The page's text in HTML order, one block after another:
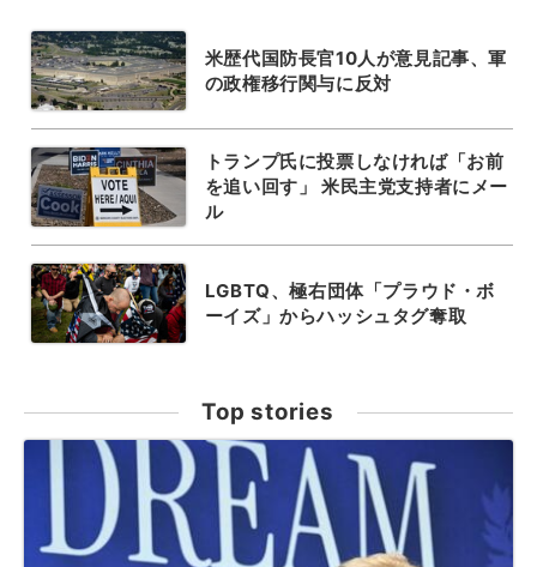
米歴代国防長官10人が意見記事、軍
の政権移行関与に反対
トランプ氏に投票しなければ「お前
を追い回す」 米民主党支持者にメー
ル
LGBTQ、極右団体「プラウド・ボ
ーイズ」からハッシュタグ奪取
Top stories